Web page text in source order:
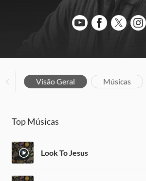
Visão Geral Músicas
Top Músicas
Look To Jesus